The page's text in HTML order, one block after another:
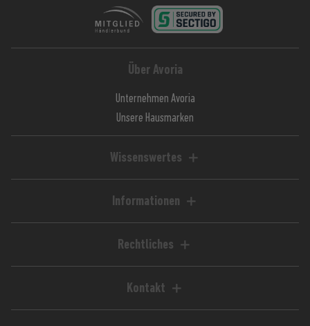
Über Avoria
Unternehmen Avoria
Unsere Hausmarken
Wissenswertes
Magazin / Blog
Informationen
Kundenkonto
Lieferzeiten
Retoure
Rechtliches
AGB
Kontakt
Avoria GmbH